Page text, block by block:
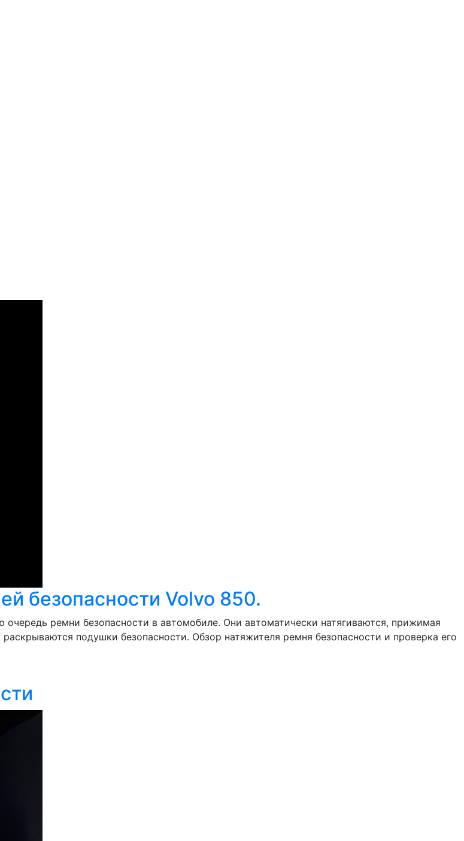
безопасности Volvo 850.
ремни безопасности в автомобиле. Они автоматически натягиваются, прижимая
подушки безопасности. Обзор натяжителя ремня безопасности и проверка его